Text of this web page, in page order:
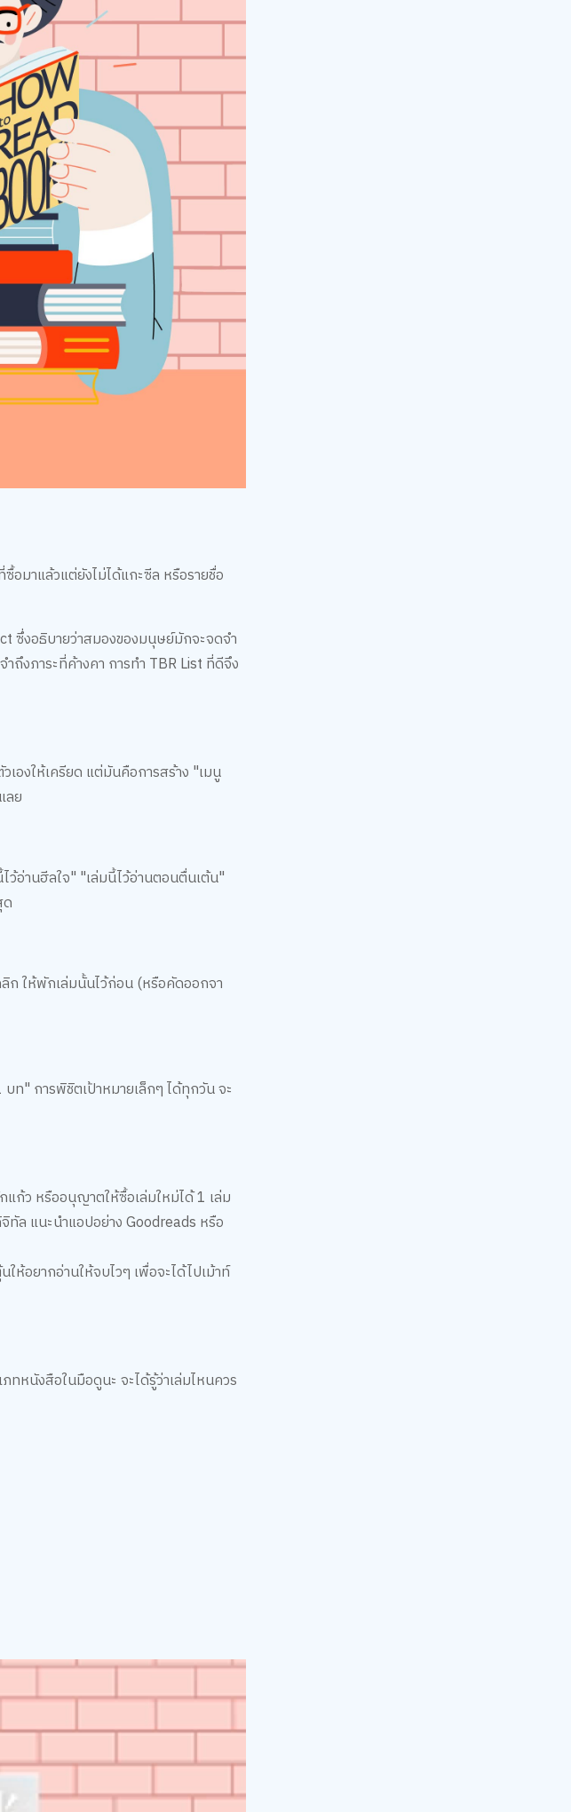
อมาแล้วแต่ยังไม่ได้แกะซีล หรือรายชื่อ
ซึ่งอธิบายว่าสมองของมนุษย์มักจะจดจำ
ถึงภาระที่ค้างคา การทำ TBR List ที่ดีจึง
องให้เครียด แต่มันคือการสร้าง "เมนู
ลย
ว้อ่านฮีลใจ" "เล่มนี้ไว้อ่านตอนตื่นเต้น"
ก ให้พักเล่มนั้นไว้ก่อน (หรือคัดออกจา
ท" การพิชิตเป้าหมายเล็กๆ ได้ทุกวัน จะ
แก้ว หรืออนุญาตให้ซื้อเล่มใหม่ได้ 1 เล่ม
ล แนะนำแอปอย่าง Goodreads หรือ
ห้อยากอ่านให้จบไวๆ เพื่อจะได้ไปเม้าท์
ทหนังสือในมือดูนะ จะได้รู้ว่าเล่มไหนควร